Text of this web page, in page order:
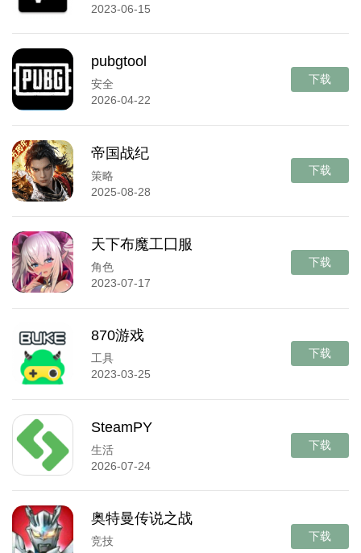
2023-06-15
pubgtool
安全
2026-04-22
下载
帝国战纪
策略
2025-08-28
下载
天下布魔工囗服
角色
2023-07-17
下载
870游戏
工具
2023-03-25
下载
SteamPY
生活
2026-07-24
下载
奥特曼传说之战
竞技
下载